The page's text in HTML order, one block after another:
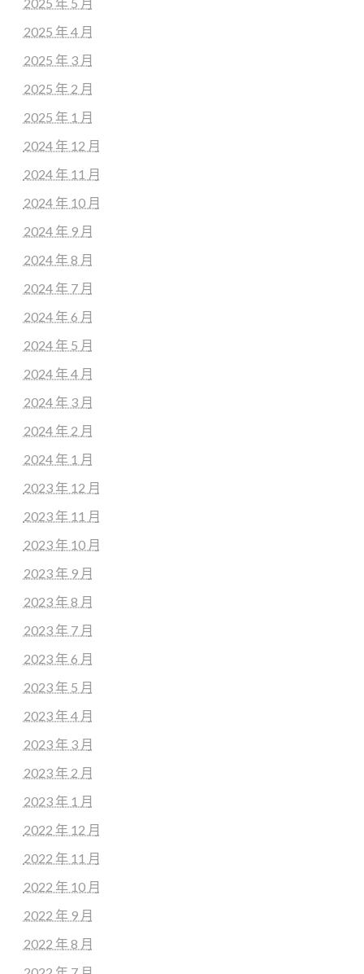
2025 年 4 月
2025 年 3 月
2025 年 2 月
2025 年 1 月
2024 年 12 月
2024 年 11 月
2024 年 10 月
2024 年 9 月
2024 年 8 月
2024 年 7 月
2024 年 6 月
2024 年 5 月
2024 年 4 月
2024 年 3 月
2024 年 2 月
2024 年 1 月
2023 年 12 月
2023 年 11 月
2023 年 10 月
2023 年 9 月
2023 年 8 月
2023 年 7 月
2023 年 6 月
2023 年 5 月
2023 年 4 月
2023 年 3 月
2023 年 2 月
2023 年 1 月
2022 年 12 月
2022 年 11 月
2022 年 10 月
2022 年 9 月
2022 年 8 月